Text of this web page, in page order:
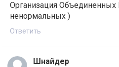
Организация Объединенных
ненормальных )
Ответить
Шнайдер